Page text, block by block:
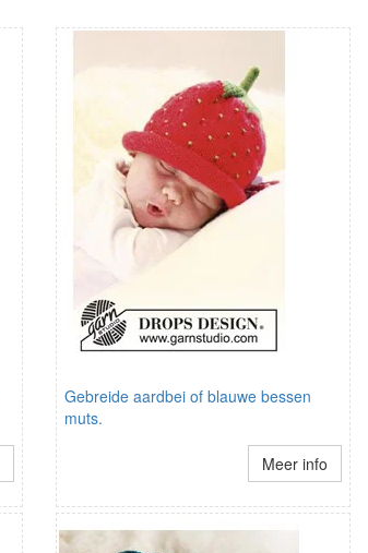
Gebreide aardbei of blauwe bessen
muts.
Meer info